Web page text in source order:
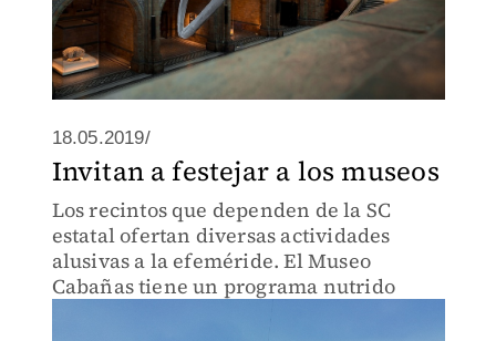
18.05.2019/
Invitan a festejar a los museos
Los recintos que dependen de la SC
estatal ofertan diversas actividades
alusivas a la efeméride. El Museo
Cabañas tiene un programa nutrido